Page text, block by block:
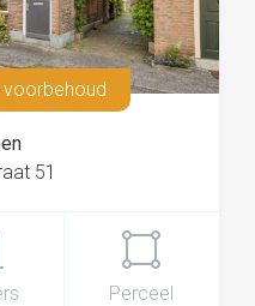
51
Perceel